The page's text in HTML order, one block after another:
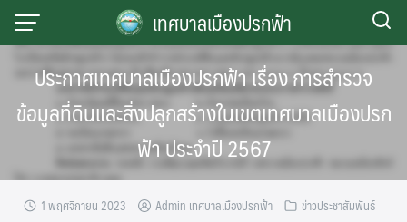
Skip
เทศบาลเมืองปรกฟ้า
ประกาศเทศบาลเมืองปรกฟ้า เรื่อง การสำรวจ
ข้อมูลที่ดินและสิ่งปลูกสร้างในเขตเทศบาลเมืองปรก
ฟ้า ประจำปี 2567
1 พฤศจิกายน 2023 Admin เทศบาลเมืองปรกฟ้า ข่าวประชาสัมพันธ์